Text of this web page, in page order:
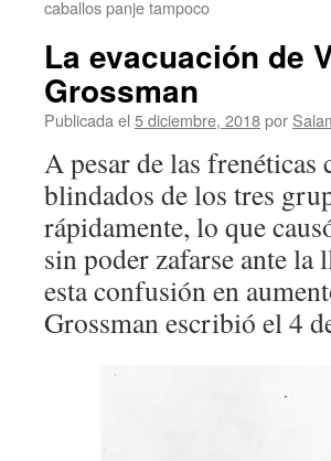
caballos panje tampoco
La evacuación de
Grossman
Publicada el 5 diciembre, 2018por
A pesar de las
blindados de los tres
rápidamente, lo que
sin poder zafarse ante la
esta confusión en
Grossman escribió el 4